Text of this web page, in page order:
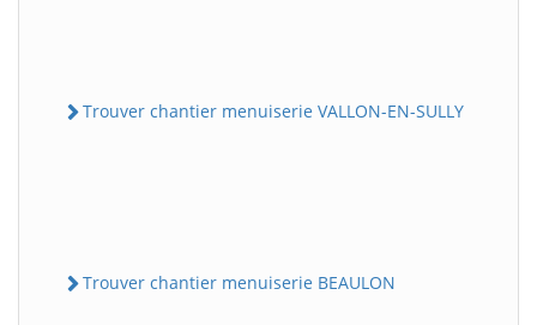
Trouver chantier menuiserie VALLON-EN-SULLY
Trouver chantier menuiserie BEAULON